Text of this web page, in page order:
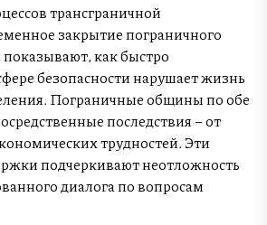
трансграничной
закрытие пограничного
как быстро
безопасности нарушает жизнь
Пограничные общины по обе
последствия – от
трудностей. Эти
подчеркивают неотложность
диалога по вопросам